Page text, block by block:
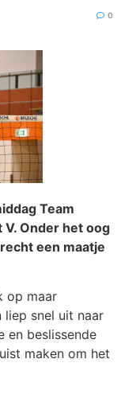
0
Team
Onder het oog
een maatje
op maar
liep snel uit naar
en beslissende
maken om het